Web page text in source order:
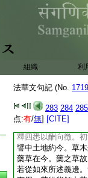
組織 利
法華文句記 (No.
283 284 285
点:有/無] [CITE]
況復論文從於能潤
故云藥草。藥草則
歸大。嘉祥云。草
知異。若有瑞草即
藥草悉云不知。又
非瑞。是故須云今
至此法華。何得更
草木雖元一地所生
蒙開顯。莫非祥瑞
因。生無生慧咸成
迦葉。領述邊説。
釋四悉以酬向徴。
譬中土地約今。草
藥草在今。藥之草
若從如來所述義邊